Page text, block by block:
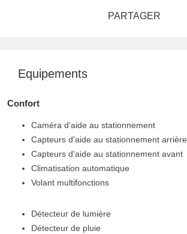
PARTAGER
Equipements
Confort
Caméra d'aide au stationnement
Capteurs d'aide au stationnement arrière
Capteurs d'aide au stationnement avant
Climatisation automatique
Volant multifonctions
Détecteur de lumière
Détecteur de pluie